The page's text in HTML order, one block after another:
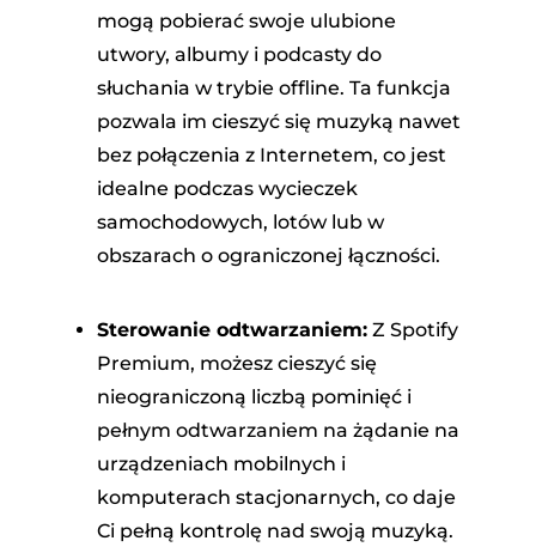
mogą pobierać swoje ulubione
utwory, albumy i podcasty do
słuchania w trybie offline. Ta funkcja
pozwala im cieszyć się muzyką nawet
bez połączenia z Internetem, co jest
idealne podczas wycieczek
samochodowych, lotów lub w
obszarach o ograniczonej łączności.
Sterowanie odtwarzaniem:Z Spotify
Premium, możesz cieszyć się
nieograniczoną liczbą pominięć i
pełnym odtwarzaniem na żądanie na
urządzeniach mobilnych i
komputerach stacjonarnych, co daje
Ci pełną kontrolę nad swoją muzyką.